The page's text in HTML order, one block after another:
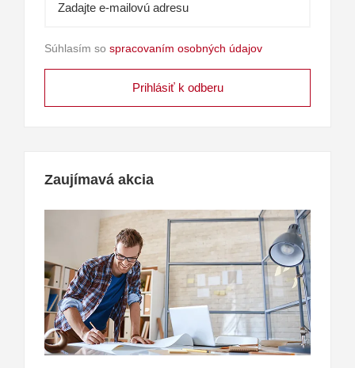
Súhlasím so spracovaním osobných údajov
Zaujímavá akcia